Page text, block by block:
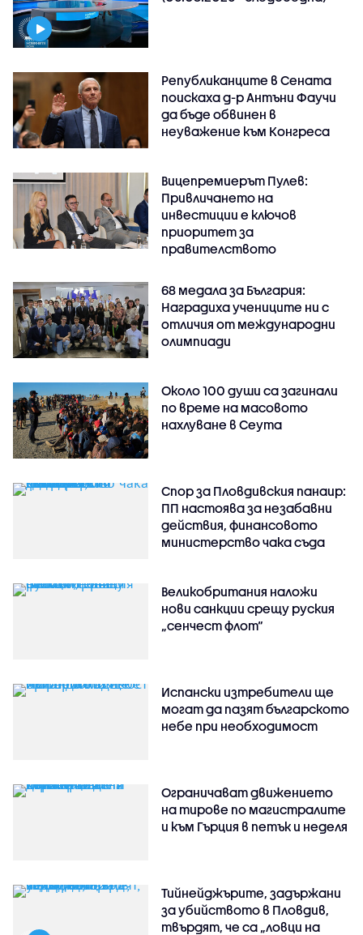
Републиканците в Сената
поискаха д-р Антъни Фаучи
да бъде обвинен в
неуважение към Конгреса
Вицепремиерът Пулев:
Привличането на
инвестиции е ключов
приоритет за
правителството
68 медала за България:
Наградиха учениците ни с
отличия от международни
олимпиади
Около 100 души са загинали
по време на масовото
нахлуване в Сеута
Спор за Пловдивския панаир:
ПП настоява за незабавни
действия, финансовото
министерство чака съда
Великобритания наложи
нови санкции срещу руския
„сенчест флот“
Испански изтребители ще
могат да пазят българското
небе при необходимост
Ограничават движението
на тирове по магистралите
и към Гърция в петък и неделя
Тийнейджърите, задържани
за убийството в Пловдив,
твърдят, че са „ловци на